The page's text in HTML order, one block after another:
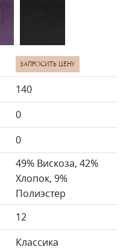
ЗАПРОСИТЬ ЦЕНУ
140
0
0
49% Вискоза, 42%
Хлопок, 9%
Полиэстер
12
Классика